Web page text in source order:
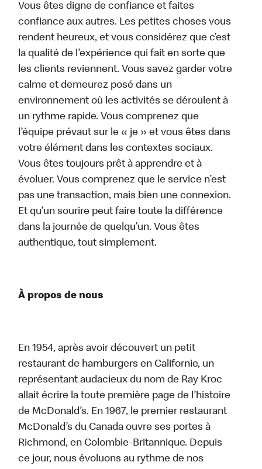
Vous êtes digne de confiance et faites
confiance aux autres. Les petites choses vous
rendent heureux, et vous considérez que c’est
la qualité de l’expérience qui fait en sorte que
les clients reviennent. Vous savez garder votre
calme et demeurez posé dans un
environnement où les activités se déroulent à
un rythme rapide. Vous comprenez que
l’équipe prévaut sur le « je » et vous êtes dans
votre élément dans les contextes sociaux.
Vous êtes toujours prêt à apprendre et à
évoluer. Vous comprenez que le service n’est
pas une transaction, mais bien une connexion.
Et qu’un sourire peut faire toute la différence
dans la journée de quelqu’un. Vous êtes
authentique, tout simplement.
À propos de nous
En 1954, après avoir découvert un petit
restaurant de hamburgers en Californie, un
représentant audacieux du nom de Ray Kroc
allait écrire la toute première page de l’histoire
de McDonald’s. En 1967, le premier restaurant
McDonald’s du Canada ouvre ses portes à
Richmond, en Colombie-Britannique. Depuis
ce jour, nous évoluons au rythme de nos